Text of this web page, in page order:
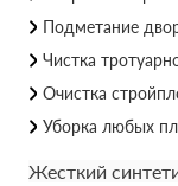
Подметание
Чистка
Очистка
Уборка любых
Жесткий